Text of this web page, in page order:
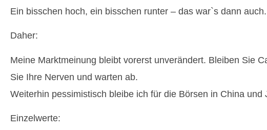
Ein bisschen hoch, ein bisschen runter – das war`s dann auch.
Daher:
Meine Marktmeinung bleibt vorerst unverändert. Bleiben Sie
Sie Ihre Nerven und warten ab.
Weiterhin pessimistisch bleibe ich für die Börsen in China und
Einzelwerte: